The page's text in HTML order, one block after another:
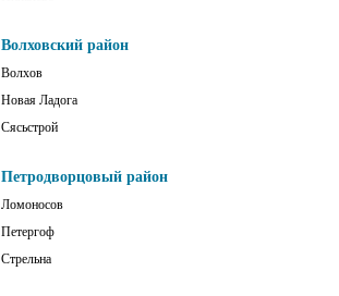
Волховский район
Волхов
Новая Ладога
Сясьстрой
Петродворцовый район
Ломоносов
Петергоф
Стрельна